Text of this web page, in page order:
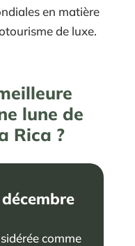
en matière
de luxe.
lune de
Rica ?
comme